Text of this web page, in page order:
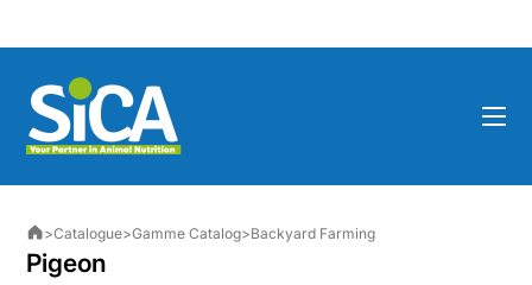
to
>Catalogue>Gamme Catalog>Backyard Farming
Pigeon